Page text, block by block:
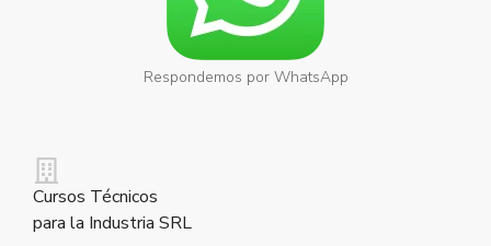
Respondemos por WhatsApp
Cursos Técnicos
para la Industria SRL